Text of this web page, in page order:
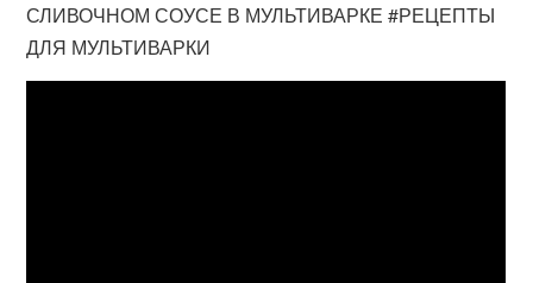
СЛИВОЧНОМ СОУСЕ В МУЛЬТИВАРКЕ #РЕЦЕПТЫ
ДЛЯ МУЛЬТИВАРКИ